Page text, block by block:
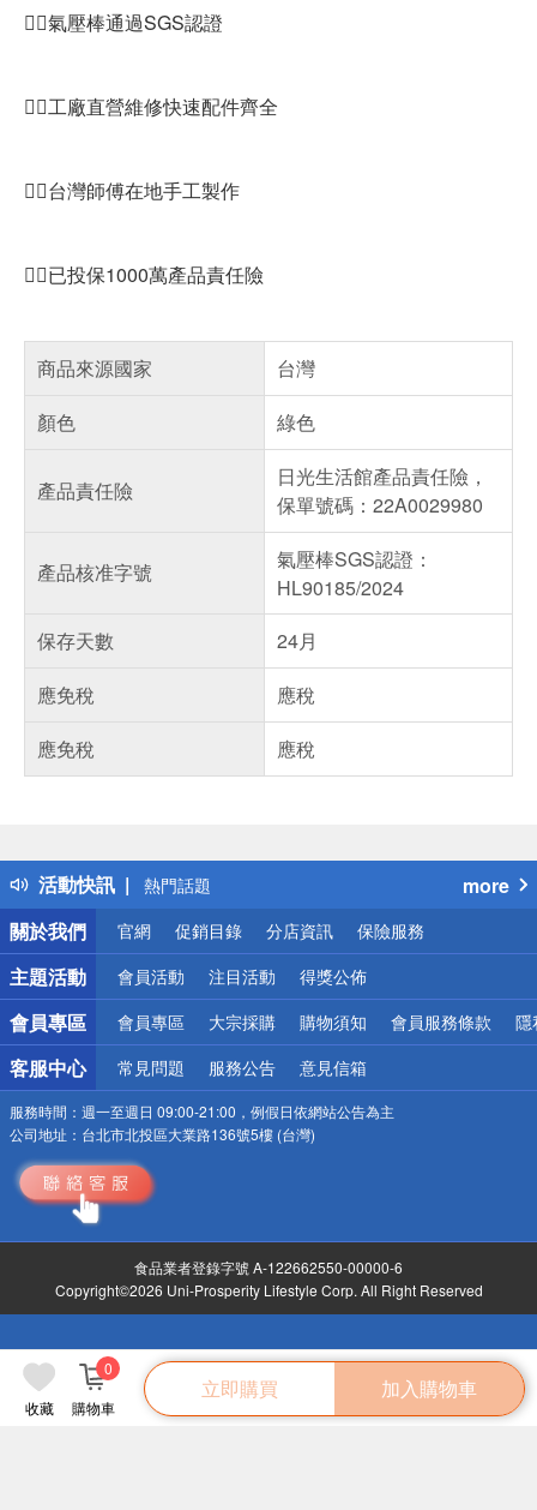
收藏 購物車
0
立即購買 加入購物車
👍🏻氣壓棒通過SGS認證
👍🏻工廠直營維修快速配件齊全
👍🏻台灣師傅在地手工製作
👍🏻已投保1000萬產品責任險
商品來源國家
台灣
顏色
綠色
產品責任險
日光生活館產品責任險，
保單號碼：22A0029980
產品核准字號
氣壓棒SGS認證：
HL90185/2024
保存天數
24月
應免稅
應稅
應免稅
應稅
活動快訊
得獎公告
熱門話題
銀行優惠
偏遠地區配送
詐騙網頁！請小心！
more
關於我們
官網 促銷目錄 分店資訊 保險服務
主題活動 會員活動 注目活動 得獎公佈
會員專區 會員專區 大宗採購 購物須知 會員服務條款 隱
客服中心 常見問題 服務公告 意見信箱
服務時間： 週一至週日 09:00-21:00，例假日依網站公告為主
公司地址： 台北市北投區大業路136號5樓 (台灣)
食品業者登錄字號 A-122662550-00000-6
Copyright©2026 Uni-Prosperity Lifestyle Corp. All Right Reserved